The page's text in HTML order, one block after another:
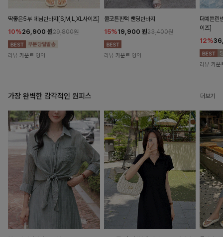
딱좋은5부 데님반바지[S,M,L,XL사이즈]
10%26,900 원29,800원
리뷰 카운트 영역
쿨코튼핀턱 밴딩반바지
15%19,900 원23,400원
리뷰 카운트 영역
더예쁜린
이즈]
12%
리뷰 카운
가장 완벽한 감각적인 원피스 더보기